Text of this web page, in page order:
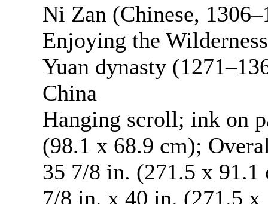
Ni Zan (Chinese,
Enjoying the
Yuan dynasty
China
Hanging scroll; ink on
(98.1 x 68.9 cm);
35 7/8 in. (271.5 x
7/8 in. x 40 in. (271.5 x